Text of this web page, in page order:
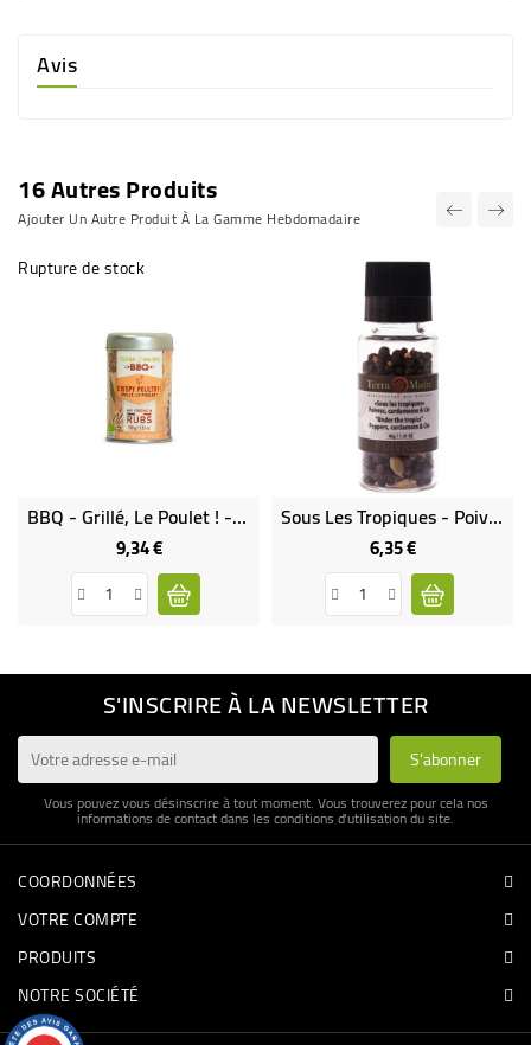
Avis
16 Autres Produits
Ajouter Un Autre Produit À La Gamme Hebdomadaire
Rupture de stock
BBQ - Grillé, Le Poulet ! - My French Rubs Bio
9,34 €Prix
Sous Les Tropiques - Poivres, Cardamone & Cie Bio
6,35 €Prix
S'INSCRIRE À LA NEWSLETTER
Vous pouvez vous désinscrire à tout moment. Vous trouverez pour cela nos
informations de contact dans les conditions d'utilisation du site.
COORDONNÉES
VOTRE COMPTE
PRODUITS
NOTRE SOCIÉTÉ